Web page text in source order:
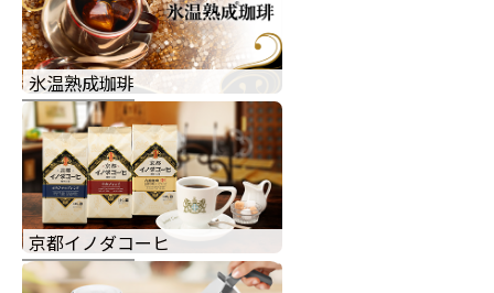
氷温熟成珈琲
京都イノダコーヒ